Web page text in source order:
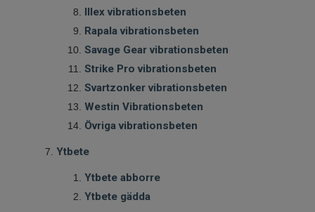
Illex vibrationsbeten
Rapala vibrationsbeten
Savage Gear vibrationsbeten
Strike Pro vibrationsbeten
Svartzonker vibrationsbeten
Westin Vibrationsbeten
Övriga vibrationsbeten
Ytbete
Ytbete abborre
Ytbete gädda